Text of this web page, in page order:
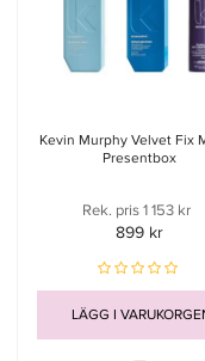
Kevin Murphy Velvet Fix
Presentbox
Rek. pris 1 153 kr
899 kr
LÄGG I